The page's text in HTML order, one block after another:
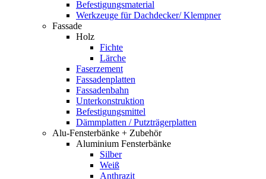
Befestigungsmaterial
Werkzeuge für Dachdecker/ Klempner
Fassade
Holz
Fichte
Lärche
Faserzement
Fassadenplatten
Fassadenbahn
Unterkonstruktion
Befestigungsmittel
Dämmplatten / Putzträgerplatten
Alu-Fensterbänke + Zubehör
Aluminium Fensterbänke
Silber
Weiß
Anthrazit